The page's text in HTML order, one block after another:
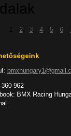
1 2 3 4 5 6
360-962
BMX Racing